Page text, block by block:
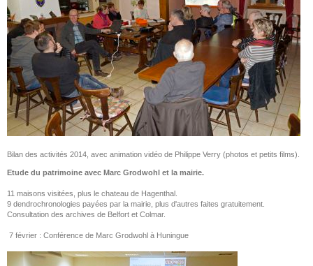
Bilan des activités 2014, avec animation vidéo de Philippe Verry (photos et petits films).
Etude du patrimoine avec Marc Grodwohl et la mairie.
11 maisons visitées, plus le chateau de Hagenthal.
9 dendrochronologies payées par la mairie, plus d'autres faites gratuitement.
Consultation des archives de Belfort et Colmar.
7 février : Conférence de Marc Grodwohl à Huningue